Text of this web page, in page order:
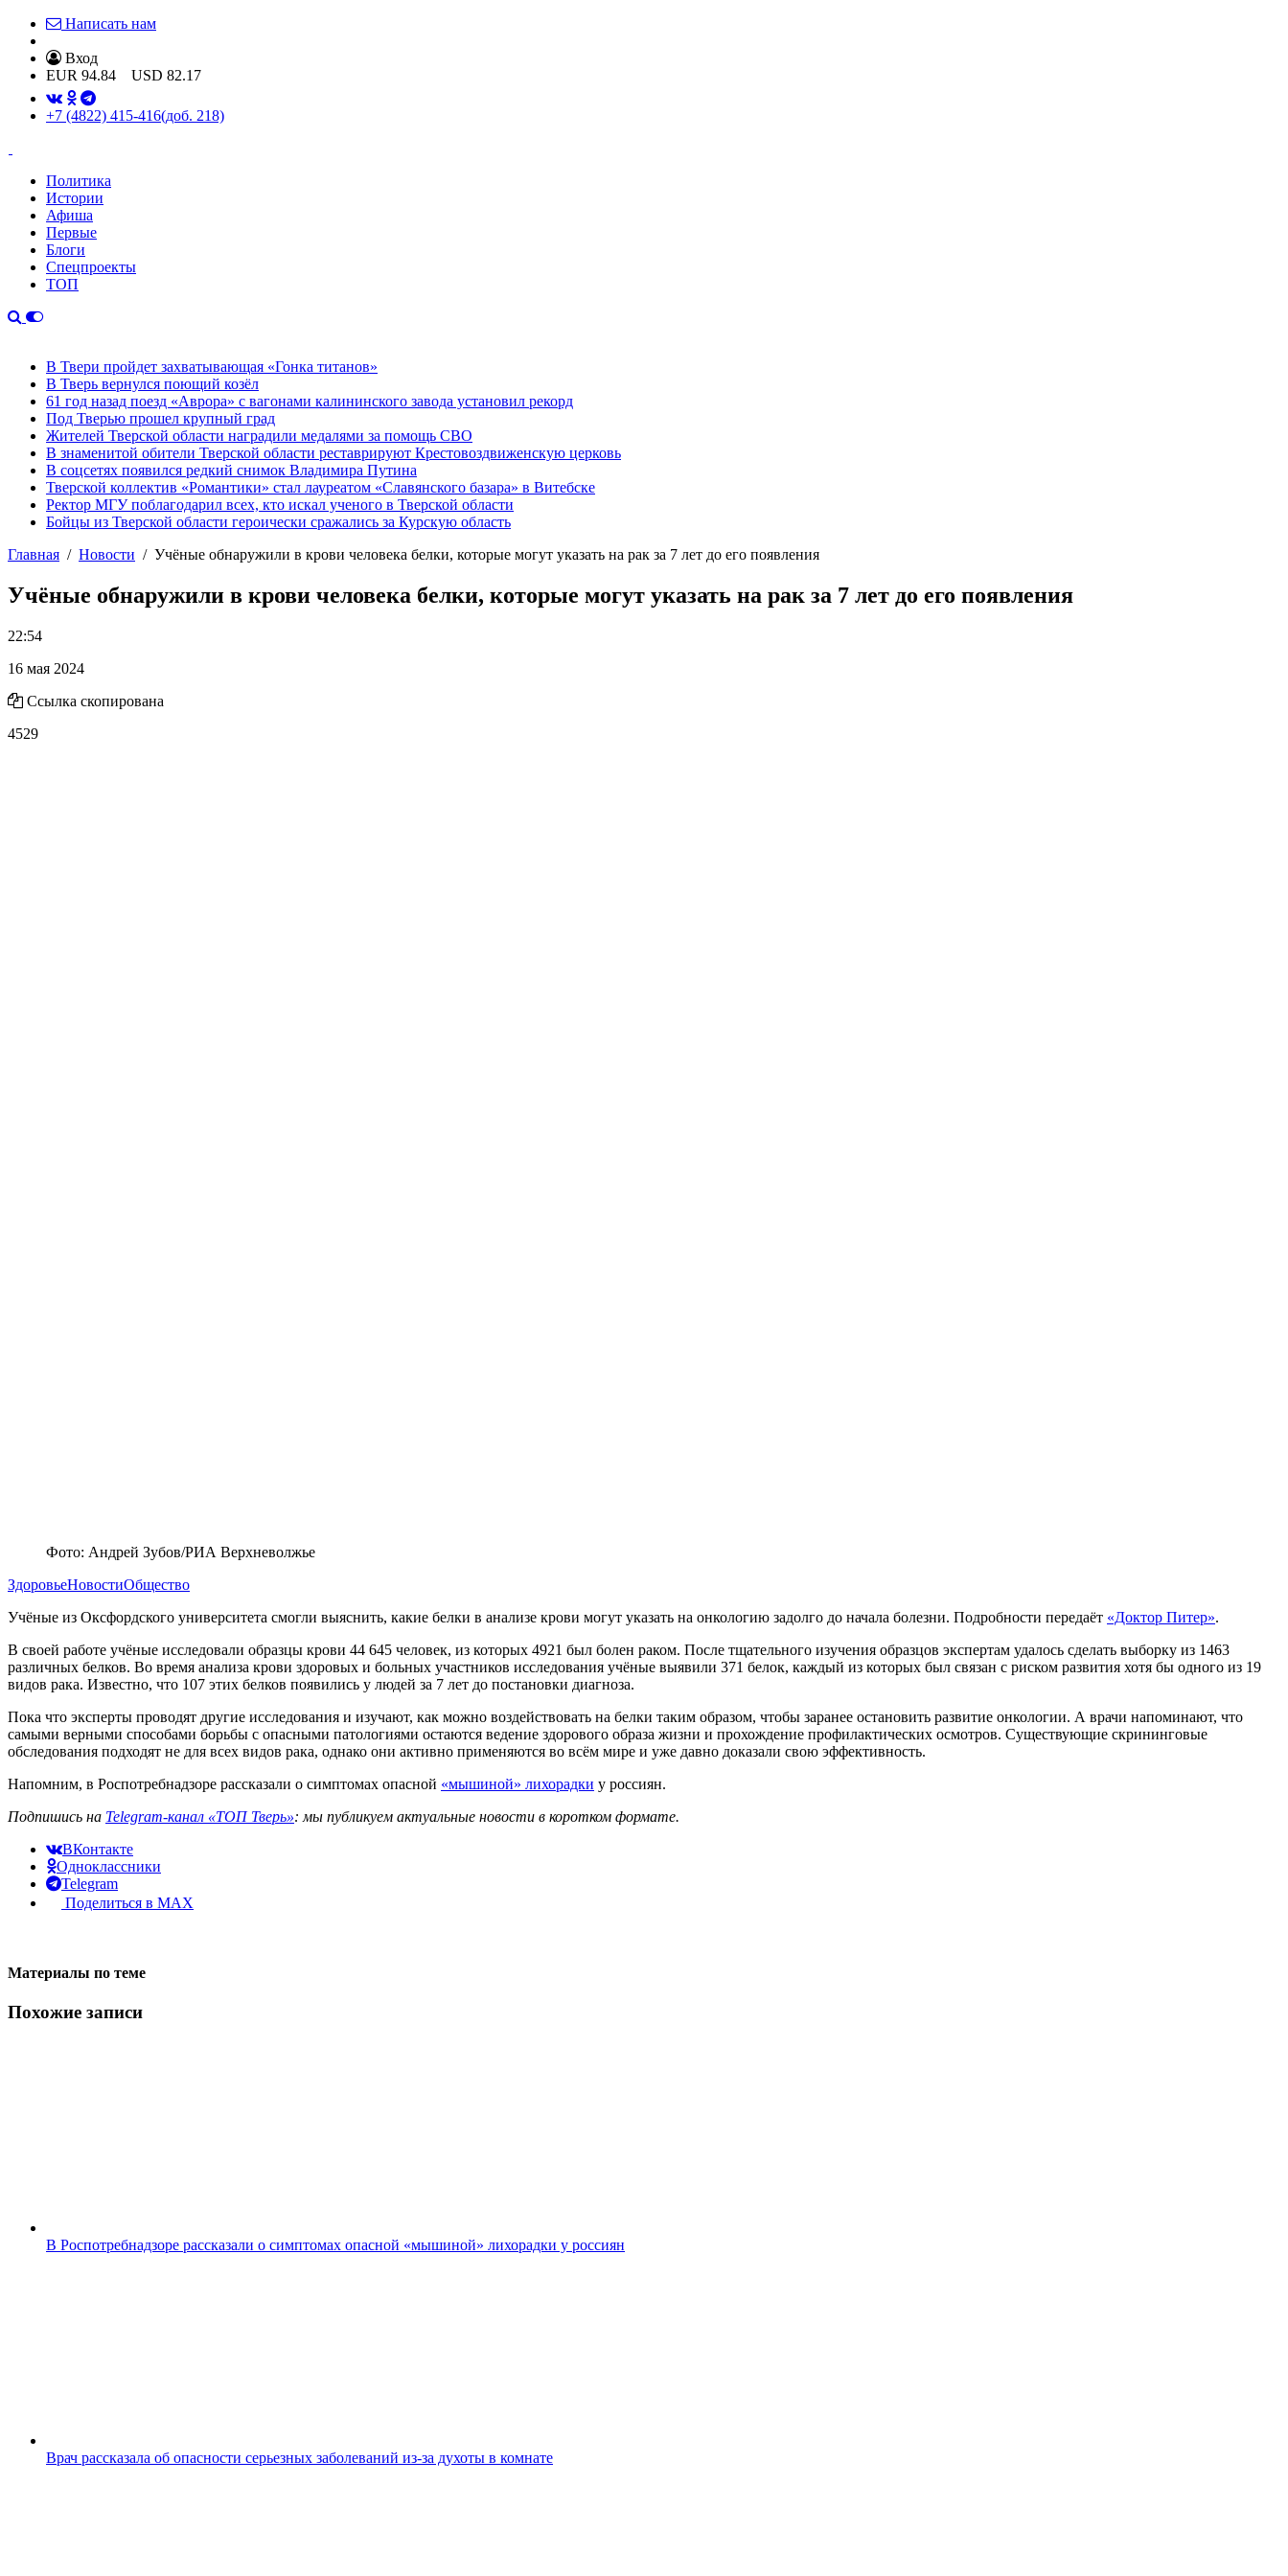
Написать нам
Вход
EUR 94.84 USD 82.17
+7 (4822) 415-416(доб. 218)
Политика
Истории
Афиша
Первые
Блоги
Спецпроекты
ТОП
В Твери пройдет захватывающая «Гонка титанов»
В Тверь вернулся поющий козёл
61 год назад поезд «Аврора» с вагонами калининского завода установил рекорд
Под Тверью прошел крупный град
Жителей Тверской области наградили медалями за помощь СВО
В знаменитой обители Тверской области реставрируют Крестовоздвиженскую церковь
В соцсетях появился редкий снимок Владимира Путина
Тверской коллектив «Романтики» стал лауреатом «Славянского базара» в Витебске
Ректор МГУ поблагодарил всех, кто искал ученого в Тверской области
Бойцы из Тверской области героически сражались за Курскую область
Главная
Новости Учёные обнаружили в крови человека белки, которые могут указать на рак за 7 лет до его появления
Учёные обнаружили в крови человека белки, которые могут указать на рак за 7 лет до его появления
22:54
16 мая 2024
Ссылка скопирована
4529
Фото: Андрей Зубов/РИА Верхневолжье
ЗдоровьеНовостиОбщество
Учёные из Оксфордского университета смогли выяснить, какие белки в анализе крови могут указать на онкологию задолго до начала болезни. Подробности передаёт «Доктор Питер».
В своей работе учёные исследовали образцы крови 44 645 человек, из которых 4921 был болен раком. После тщательного изучения образцов экспертам удалось сделать выборку из 1463
различных белков. Во время анализа крови здоровых и больных участников исследования учёные выявили 371 белок, каждый из которых был связан с риском развития хотя бы одного из 19
видов рака. Известно, что 107 этих белков появились у людей за 7 лет до постановки диагноза.
Пока что эксперты проводят другие исследования и изучают, как можно воздействовать на белки таким образом, чтобы заранее остановить развитие онкологии. А врачи напоминают, что
самыми верными способами борьбы с опасными патологиями остаются ведение здорового образа жизни и прохождение профилактических осмотров. Существующие скрининговые
обследования подходят не для всех видов рака, однако они активно применяются во всём мире и уже давно доказали свою эффективность.
Напомним, в Роспотребнадзоре рассказали о симптомах опасной «мышиной» лихорадки у россиян.
Подпишись на Telegram-канал «ТОП Тверь»: мы публикуем актуальные новости в коротком формате.
ВКонтакте
Одноклассники
Telegram
Поделиться в MAX
Материалы по теме
Похожие записи
В Роспотребнадзоре рассказали о симптомах опасной «мышиной» лихорадки у россиян
Врач рассказала об опасности серьезных заболеваний из-за духоты в комнате